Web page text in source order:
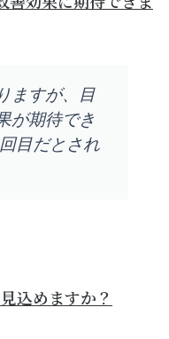
ますが、目
が期待でき
目だとされ
込めますか？